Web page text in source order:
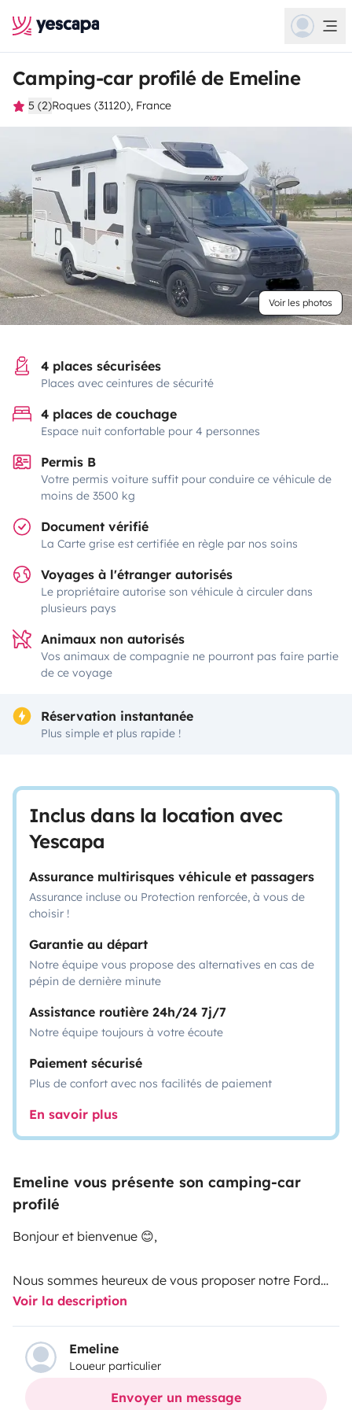
Camping-car profilé de Emeline
5 (2)Roques (31120), France
Voir les photos
4 places sécurisées
Places avec ceintures de sécurité
4 places de couchage
Espace nuit confortable pour 4 personnes
Permis B
Votre permis voiture suffit pour conduire ce véhicule de
moins de 3500 kg
Document vérifié
La Carte grise est certifiée en règle par nos soins
Voyages à l'étranger autorisés
Le propriétaire autorise son véhicule à circuler dans
plusieurs pays
Animaux non autorisés
Vos animaux de compagnie ne pourront pas faire partie
de ce voyage
Réservation instantanée
Plus simple et plus rapide !
Inclus dans la location avec
Yescapa
Assurance multirisques véhicule et passagers
Assurance incluse ou Protection renforcée, à vous de
choisir !
Garantie au départ
Notre équipe vous propose des alternatives en cas de
pépin de dernière minute
Assistance routière 24h/24 7j/7
Notre équipe toujours à votre écoute
Paiement sécurisé
Plus de confort avec nos facilités de paiement
En savoir plus
Emeline vous présente son camping-car
profilé
Bonjour et bienvenue 😊,
Nous sommes heureux de vous proposer notre Ford
Pilote Atlas A696G, un camping-car que nous
entretenons avec beaucoup d'attention et que nous
préparons soigneusement avant chaque départ.
Nous aimons voyager en camping-car et nous savons
à quel point il est agréable de partir avec un véhicule
Voir la description
Emeline
Loueur particulier
Envoyer un message